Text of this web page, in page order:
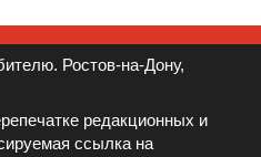
Ростов-на-Дону,
редакционных и
ссылка на